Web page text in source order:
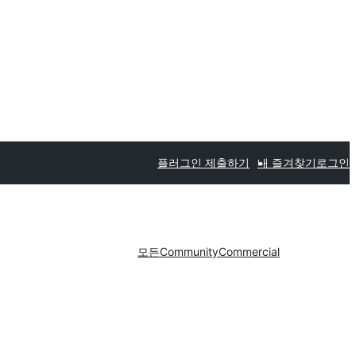
플러그인 제출하기 내 즐겨찾기 로그인
모든CommunityCommercial